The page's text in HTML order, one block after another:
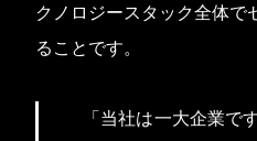
クノロジースタック全体で
ることです。
「当社は一大企業